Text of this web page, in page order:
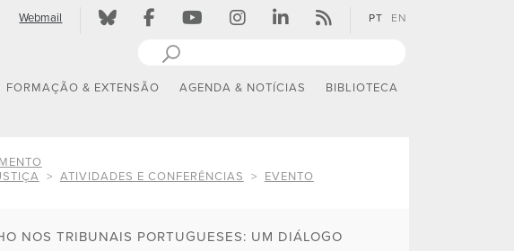
Webmail PT EN
FORMAÇÃO & EXTENSÃO AGENDA & NOTÍCIAS BIBLIOTECA
ATIVIDADES E CONFERÊNCIAS
EVENTO
NOS TRIBUNAIS PORTUGUESES: UM DIÁLOGO